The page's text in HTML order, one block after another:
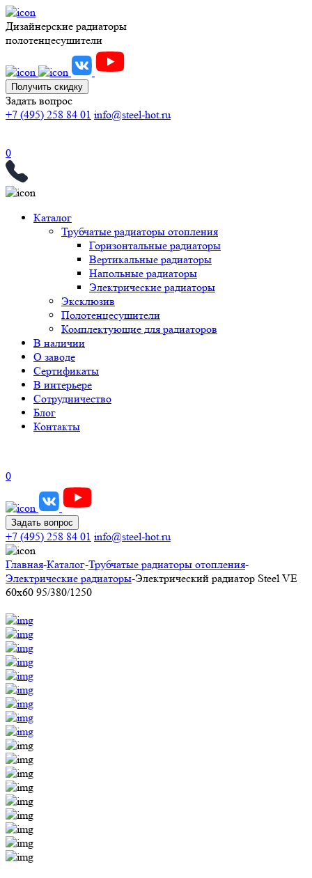
Дизайнерские радиаторы
полотенцесушители
Получить скидку
Задать вопрос
+7 (495) 258 84 01 info@steel-hot.ru
0
Каталог
Трубчатые радиаторы отопления
Горизонтальные радиаторы
Вертикальные радиаторы
Напольные радиаторы
Электрические радиаторы
Эксклюзив
Полотенцесушители
Комплектующие для радиаторов
В наличии
О заводе
Сертификаты
В интерьере
Сотрудничество
Блог
Контакты
0
Задать вопрос
+7 (495) 258 84 01 info@steel-hot.ru
Главная-Каталог-Трубчатые радиаторы отопления-
Электрические радиаторы-Электрический радиатор Steel VE
60х60 95/380/1250